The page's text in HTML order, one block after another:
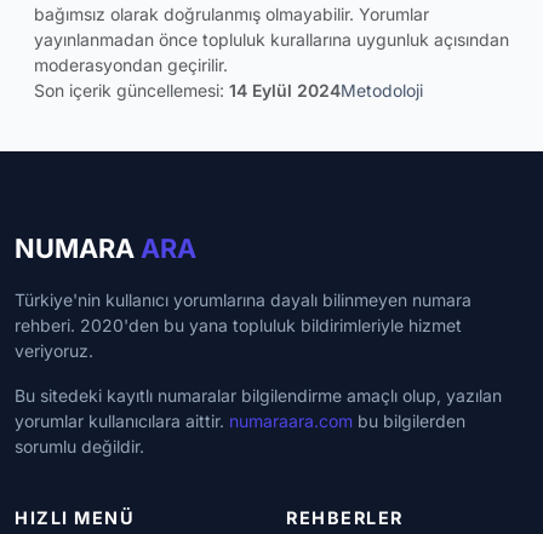
bağımsız olarak doğrulanmış olmayabilir. Yorumlar
yayınlanmadan önce topluluk kurallarına uygunluk açısından
moderasyondan geçirilir.
Son içerik güncellemesi: 14 Eylül 2024Metodoloji
NUMARA ARA
Türkiye'nin kullanıcı yorumlarına dayalı bilinmeyen numara
rehberi. 2020'den bu yana topluluk bildirimleriyle hizmet
veriyoruz.
Bu sitedeki kayıtlı numaralar bilgilendirme amaçlı olup, yazılan
yorumlar kullanıcılara aittir. numaraara.com bu bilgilerden
sorumlu değildir.
HIZLI MENÜ REHBERLER